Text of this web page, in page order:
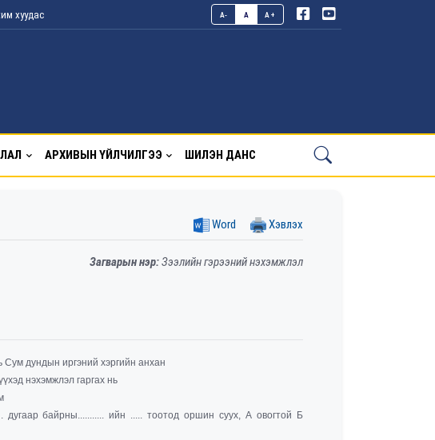
хуудас A- A A+
АРХИВЫН ҮЙЛЧИЛГЭЭ ШИЛЭН ДАНС
Word Хэвлэх
Загварын нэр:Зээлийн гэрээний нэхэмжлэл
Сум дундын иргэний хэргийн анхан
нэхэмжлэл гаргах нь
байрны........... ийн ..... тоотод оршин суух, А овогтой Б